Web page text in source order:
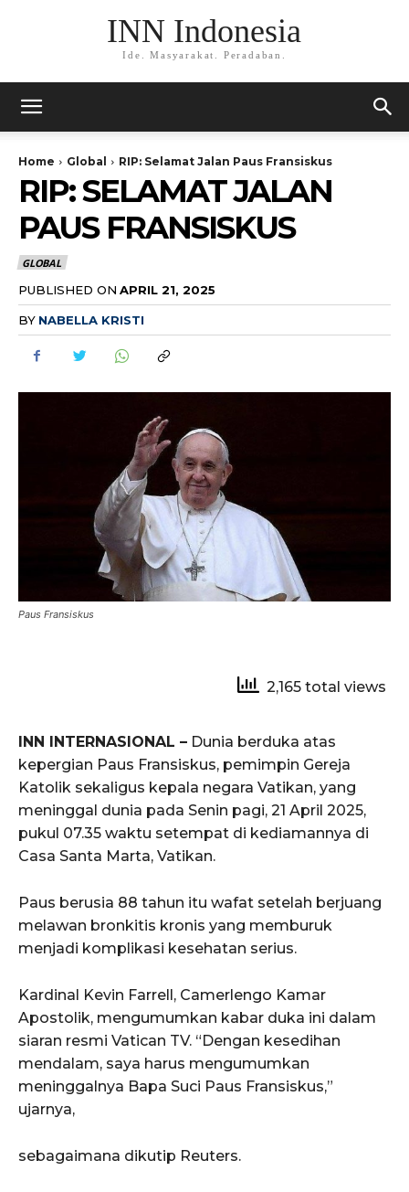
INN Indonesia
Ide. Masyarakat. Peradaban.
Home Global RIP: Selamat Jalan Paus Fransiskus
RIP: SELAMAT JALAN
PAUS FRANSISKUS
GLOBAL
PUBLISHED ON APRIL 21, 2025
BY NABELLA KRISTI
Paus Fransiskus
2,165 total views
INN INTERNASIONAL – Dunia berduka atas
kepergian Paus Fransiskus, pemimpin Gereja
Katolik sekaligus kepala negara Vatikan, yang
meninggal dunia pada Senin pagi, 21 April 2025,
pukul 07.35 waktu setempat di kediamannya di
Casa Santa Marta, Vatikan.
Paus berusia 88 tahun itu wafat setelah berjuang
melawan bronkitis kronis yang memburuk
menjadi komplikasi kesehatan serius.
Kardinal Kevin Farrell, Camerlengo Kamar
Apostolik, mengumumkan kabar duka ini dalam
siaran resmi Vatican TV. “Dengan kesedihan
mendalam, saya harus mengumumkan
meninggalnya Bapa Suci Paus Fransiskus,”
ujarnya,
sebagaimana dikutip Reuters.